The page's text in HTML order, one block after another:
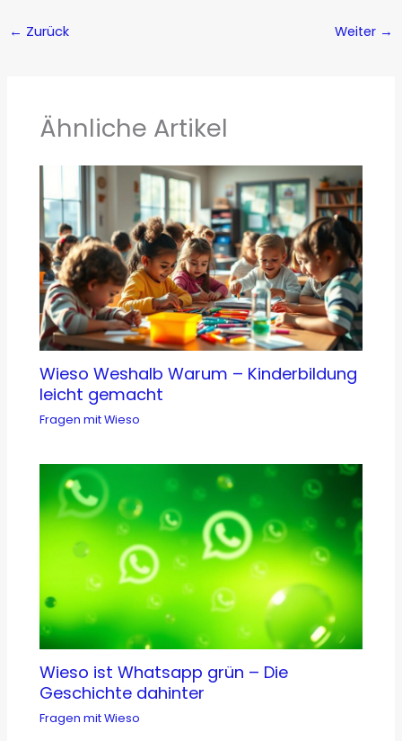
← Zurück Weiter →
Ähnliche Artikel
Wieso Weshalb Warum – Kinderbildung
leicht gemacht
Fragen mit Wieso
Wieso ist Whatsapp grün – Die
Geschichte dahinter
Fragen mit Wieso